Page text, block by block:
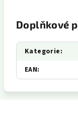
Doplňkové
Kategorie:
EAN: